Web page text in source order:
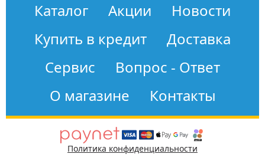
Каталог Акции
Новости
Купить в кредит
Доставка
Сервис
Вопрос - Ответ
О магазине
Контакты
Политика конфиденциальности